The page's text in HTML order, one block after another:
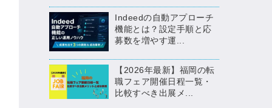
Indeedの自動アプローチ
機能とは？設定手順と応
募数を増やす運...
【2026年最新】福岡の転
職フェア開催日程一覧・
比較すべき出展メ...